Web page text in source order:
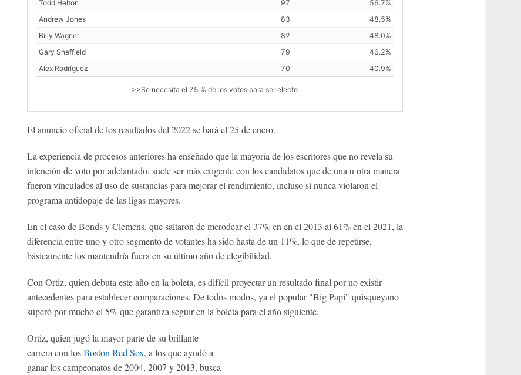
Todd Helton
97
56.7%
Andrew Jones
83
48.5%
Billy Wagner
82
48.0%
Gary Sheffield
79
46.2%
Alex Rodríguez
70 40.9%
>>Se necesita el 75 % de los votos para ser electo
El anuncio oficial de los resultados del 2022 se hará el 25 de enero.
La experiencia de procesos anteriores ha enseñado que la mayoría de los escritores que no revela su
intención de voto por adelantado, suele ser más exigente con los candidatos que de una u otra manera
fueron vinculados al uso de sustancias para mejorar el rendimiento, incluso si nunca violaron el
programa antidopaje de las ligas mayores.
En el caso de Bonds y Clemens, que saltaron de merodear el 37% en en el 2013 al 61% en el 2021, la
diferencia entre uno y otro segmento de votantes ha sido hasta de un 11%, lo que de repetirse,
básicamente los mantendría fuera en su último año de elegibilidad.
Con Ortiz, quien debuta este año en la boleta, es difícil proyectar un resultado final por no existir
antecedentes para establecer comparaciones. De todos modos, ya el popular "Big Papi" quisqueyano
superó por mucho el 5% que garantiza seguir en la boleta para el año siguiente.
Ortiz, quien jugó la mayor parte de su brillante
carrera con losBoston Red Sox, a los que ayudó a
ganar los campeonatos de 2004, 2007 y 2013, busca